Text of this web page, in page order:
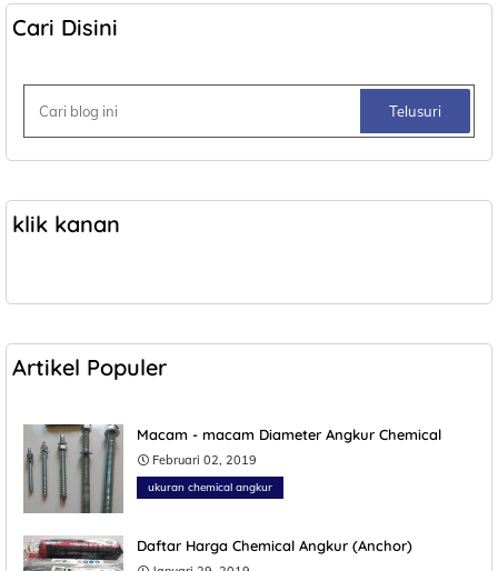
Cari Disini
klik kanan
Artikel Populer
Macam - macam Diameter Angkur Chemical
Februari 02, 2019
ukuran chemical angkur
Daftar Harga Chemical Angkur (Anchor)